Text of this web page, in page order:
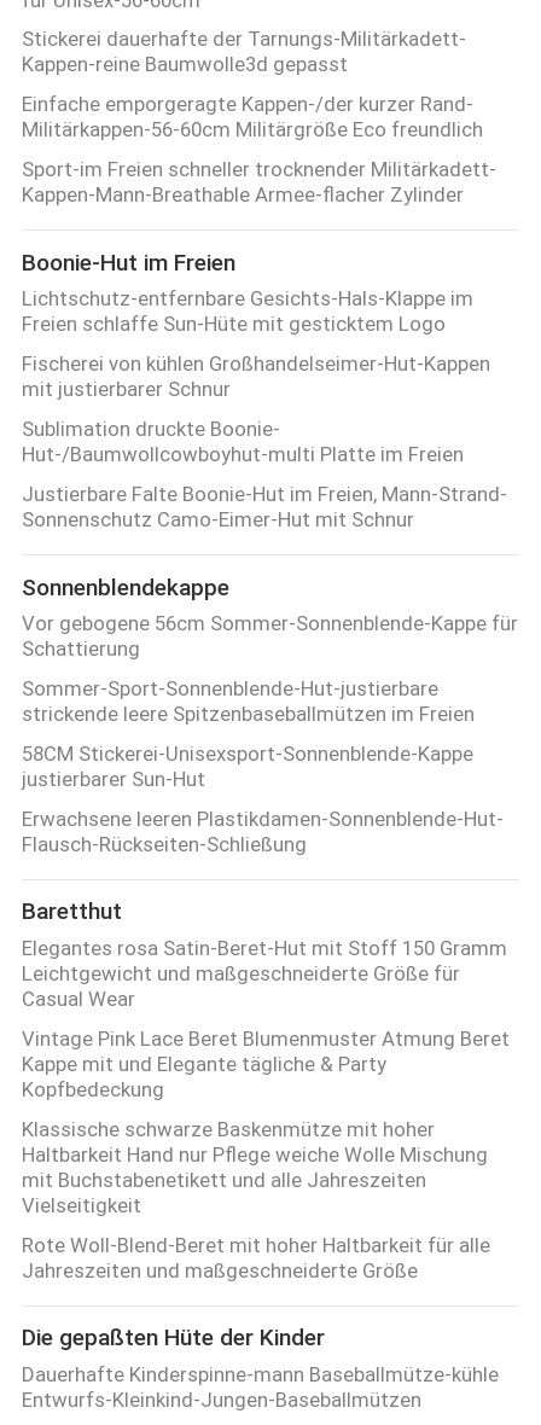
Stickerei dauerhafte der Tarnungs-Militärkadett-
Kappen-reine Baumwolle3d gepasst
Einfache emporgeragte Kappen-/der kurzer Rand-
Militärkappen-56-60cm Militärgröße Eco freundlich
Sport-im Freien schneller trocknender Militärkadett-
Kappen-Mann-Breathable Armee-flacher Zylinder
Boonie-Hut im Freien
Lichtschutz-entfernbare Gesichts-Hals-Klappe im
Freien schlaffe Sun-Hüte mit gesticktem Logo
Fischerei von kühlen Großhandelseimer-Hut-Kappen
mit justierbarer Schnur
Sublimation druckte Boonie-
Hut-/Baumwollcowboyhut-multi Platte im Freien
Justierbare Falte Boonie-Hut im Freien, Mann-Strand-
Sonnenschutz Camo-Eimer-Hut mit Schnur
Sonnenblendekappe
Vor gebogene 56cm Sommer-Sonnenblende-Kappe für
Schattierung
Sommer-Sport-Sonnenblende-Hut-justierbare
strickende leere Spitzenbaseballmützen im Freien
58CM Stickerei-Unisexsport-Sonnenblende-Kappe
justierbarer Sun-Hut
Erwachsene leeren Plastikdamen-Sonnenblende-Hut-
Flausch-Rückseiten-Schließung
Baretthut
Elegantes rosa Satin-Beret-Hut mit Stoff 150 Gramm
Leichtgewicht und maßgeschneiderte Größe für
Casual Wear
Vintage Pink Lace Beret Blumenmuster Atmung Beret
Kappe mit und Elegante tägliche & Party
Kopfbedeckung
Klassische schwarze Baskenmütze mit hoher
Haltbarkeit Hand nur Pflege weiche Wolle Mischung
mit Buchstabenetikett und alle Jahreszeiten
Vielseitigkeit
Rote Woll-Blend-Beret mit hoher Haltbarkeit für alle
Jahreszeiten und maßgeschneiderte Größe
Die gepaßten Hüte der Kinder
Dauerhafte Kinderspinne-mann Baseballmütze-kühle
Entwurfs-Kleinkind-Jungen-Baseballmützen